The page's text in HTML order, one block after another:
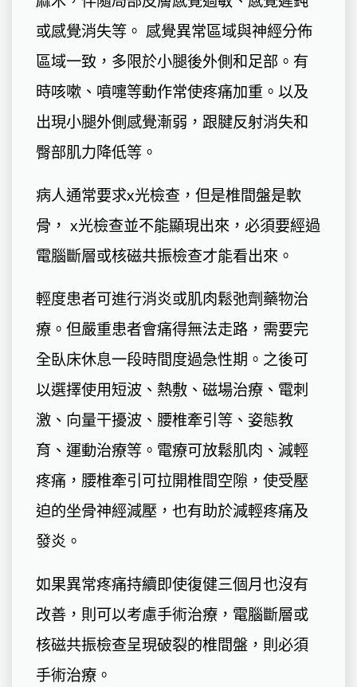
或感覺消失等。 感覺異常區域與神經分佈
區域一致，多限於小腿後外側和足部。有
時咳嗽、噴嚏等動作常使疼痛加重。以及
出現小腿外側感覺漸弱，跟腱反射消失和
臀部肌力降低等。
病人通常要求x光檢查，但是椎間盤是軟
骨， x光檢查並不能顯現出來，必須要經過
電腦斷層或核磁共振檢查才能看出來。
輕度患者可進行消炎或肌肉鬆弛劑藥物治
療。但嚴重患者會痛得無法走路，需要完
全臥床休息一段時間度過急性期。之後可
以選擇使用短波、熱敷、磁場治療、電刺
激、向量干擾波、腰椎牽引等、姿態教
育、運動治療等。電療可放鬆肌肉、減輕
疼痛，腰椎牽引可拉開椎間空隙，使受壓
迫的坐骨神經減壓，也有助於減輕疼痛及
發炎。
如果異常疼痛持續即使復健三個月也沒有
改善，則可以考慮手術治療，電腦斷層或
核磁共振檢查呈現破裂的椎間盤，則必須
手術治療。